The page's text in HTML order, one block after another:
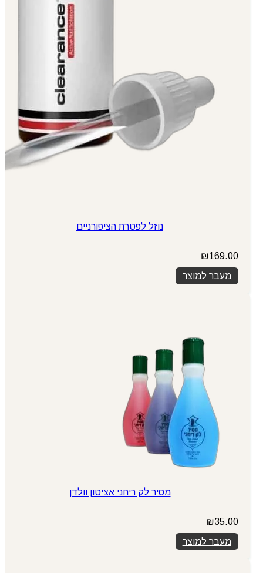
נוזל לפטרת הציפורניים
₪169.00
מעבר למוצר
מסיר לק ריחני אציטון וולדן
₪35.00
מעבר למוצר